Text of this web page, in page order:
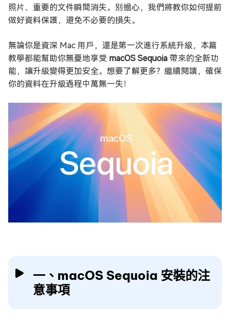
照片、重要的文件瞬間消失。別擔心，我們將教你如何提前
做好資料保護，避免不必要的損失。
無論你是資深 Mac 用戶，還是第一次進行系統升級，本篇
教學都能幫助你無憂地享受 macOS Sequoia 帶來的全新功
能，讓升級變得更加安全。想要了解更多？繼續閱讀，確保
你的資料在升級過程中萬無一失！
一、macOS Sequoia 安裝的注
意事項